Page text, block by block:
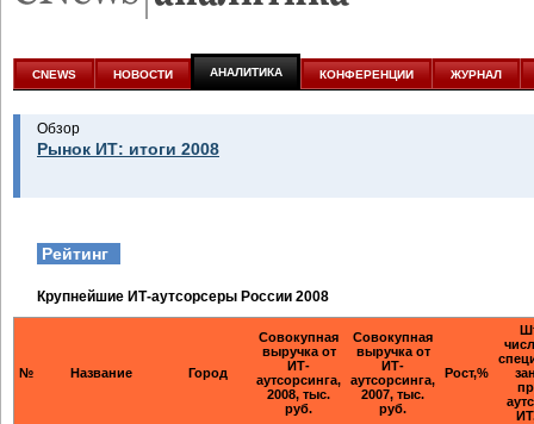
аналитике
CNEWS НОВОСТИ АНАЛИТИКА КОНФЕРЕНЦИИ ЖУРНАЛ
Обзор
Рынок ИТ: итоги 2008
Рейтинг
Крупнейшие ИТ-аутсорсеры России 2008
№ Название Город
Совокупная
выручка от
ИТ-
аутсорсинга,
2008, тыс.
руб.
Совокупная
выручка от
ИТ-
аутсорсинга,
2007, тыс.
руб.
Рост,%